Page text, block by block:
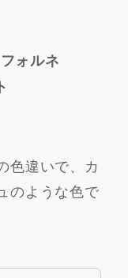
ォルネ
色違いで、カ
のような色で